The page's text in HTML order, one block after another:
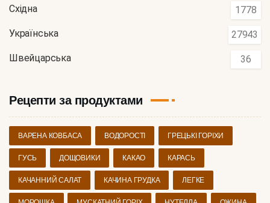
Східна 1778
Українська 27943
Швейцарська 36
Рецепти за продуктами
ВАРЕНА КОВБАСА ВОДОРОСТІ ГРЕЦЬКІ ГОРІХИ
ГУСЬ ДОЩОВИКИ КАКАО КАРАСЬ
КАЧАННИЙ САЛАТ КАЧИНА ГРУДКА ЛЕГКЕ